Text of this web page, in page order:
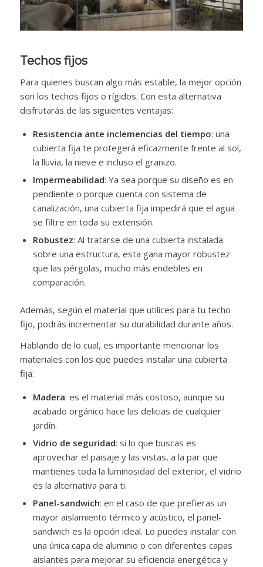
Techos fijos
Para quienes buscan algo más estable, la mejor opción
son los techos fijos o rígidos. Con esta alternativa
disfrutarás de las siguientes ventajas:
Resistencia ante inclemencias del tiempo: una
cubierta fija te protegerá eficazmente frente al sol,
la lluvia, la nieve e incluso el granizo.
Impermeabilidad: Ya sea porque su diseño es en
pendiente o porque cuenta con sistema de
canalización, una cubierta fija impedirá que el agua
se filtre en toda su extensión.
Robustez: Al tratarse de una cubierta instalada
sobre una estructura, esta gana mayor robustez
que las pérgolas, mucho más endebles en
comparación.
Además, según el material que utilices para tu techo
fijo, podrás incrementar su durabilidad durante años.
Hablando de lo cual, es importante mencionar los
materiales con los que puedes instalar una cubierta
fija:
Madera: es el material más costoso, aunque su
acabado orgánico hace las delicias de cualquier
jardín.
Vidrio de seguridad: si lo que buscas es
aprovechar el paisaje y las vistas, a la par que
mantienes toda la luminosidad del exterior, el vidrio
es la alternativa para ti.
Panel-sandwich: en el caso de que prefieras un
mayor aislamiento térmico y acústico, el panel-
sandwich es la opción ideal. Lo puedes instalar con
una única capa de aluminio o con diferentes capas
aislantes para mejorar su eficiencia energética y